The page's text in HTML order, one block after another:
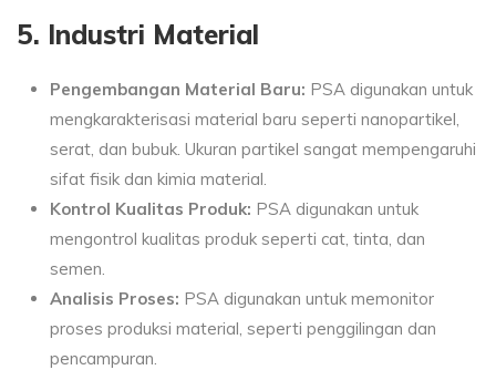
5. Industri Material
Pengembangan Material Baru: PSA digunakan untuk
mengkarakterisasi material baru seperti nanopartikel,
serat, dan bubuk. Ukuran partikel sangat mempengaruhi
sifat fisik dan kimia material.
Kontrol Kualitas Produk: PSA digunakan untuk
mengontrol kualitas produk seperti cat, tinta, dan
semen.
Analisis Proses: PSA digunakan untuk memonitor
proses produksi material, seperti penggilingan dan
pencampuran.